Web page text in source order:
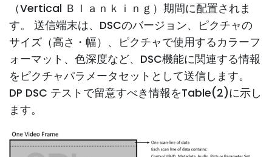
（Vertical Ｂｌａｎｋｉｎｇ）期間に配置されま
す。 送信端末は、DSCのバージョン、ピクチャの
サイズ（高さ・幅）、ピクチャで使用するカラーフ
ォーマット、色深度など、DSC機能に関連する情報
をピクチャパラメータセットとして送信します。
DP DSC テストで留意すべき情報をTable(2)に示し
ます。